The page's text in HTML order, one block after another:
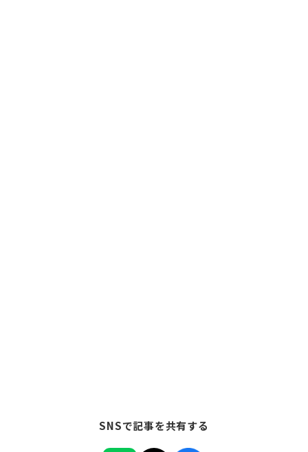
SNSで記事を共有する